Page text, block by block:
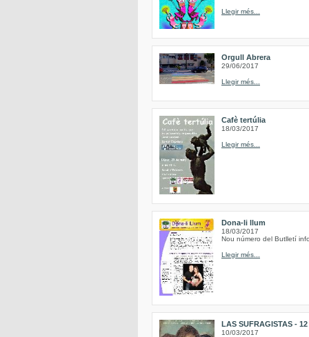
Llegir més...
Orgull Abrera
29/06/2017
Llegir més...
Cafè tertúlia
18/03/2017
Llegir més...
Dona-li llum
18/03/2017
Nou número del Butlletí
Llegir més...
LAS SUFRAGISTAS -
10/03/2017